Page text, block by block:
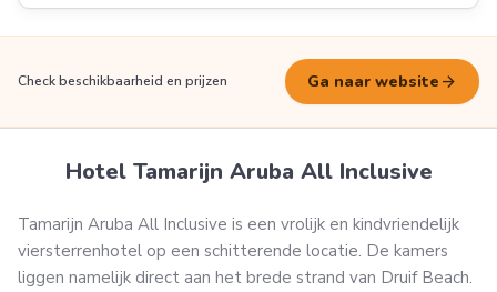
Check beschikbaarheid en prijzen Ga naar website arrow_forward
Hotel Tamarijn Aruba All Inclusive
Tamarijn Aruba All Inclusive is een vrolijk en kindvriendelijk
viersterrenhotel op een schitterende locatie. De kamers
liggen namelijk direct aan het brede strand van Druif Beach.